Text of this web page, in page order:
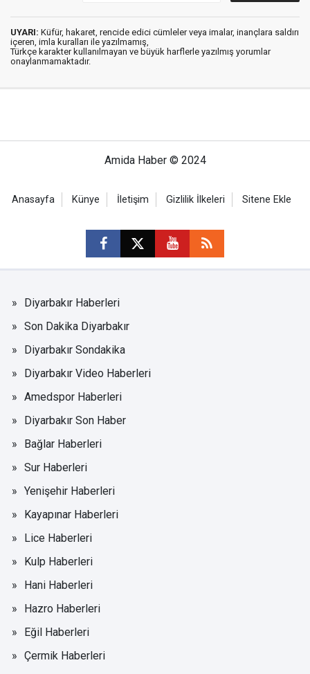
UYARI: Küfür, hakaret, rencide edici cümleler veya imalar, inançlara saldırı
içeren, imla kuralları ile yazılmamış,
Türkçe karakter kullanılmayan ve büyük harflerle yazılmış yorumlar
onaylanmamaktadır.
Amida Haber © 2024
Anasayfa Künye İletişim Gizlilik İlkeleri Sitene Ekle
Diyarbakır Haberleri
Son Dakika Diyarbakır
Diyarbakır Sondakika
Diyarbakır Video Haberleri
Amedspor Haberleri
Diyarbakır Son Haber
Bağlar Haberleri
Sur Haberleri
Yenişehir Haberleri
Kayapınar Haberleri
Lice Haberleri
Kulp Haberleri
Hani Haberleri
Hazro Haberleri
Eğil Haberleri
Çermik Haberleri